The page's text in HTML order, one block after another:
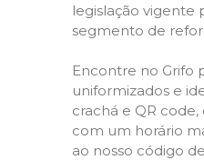
legislação vigente
segmento de
Encontre no Grifo
uniformizados e
crachá e QR
com um horário
ao nosso código